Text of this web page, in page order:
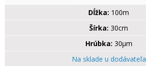
Dĺžka: 100m
Šírka: 30cm
Hrúbka: 30µm
Na sklade u dodávateľa